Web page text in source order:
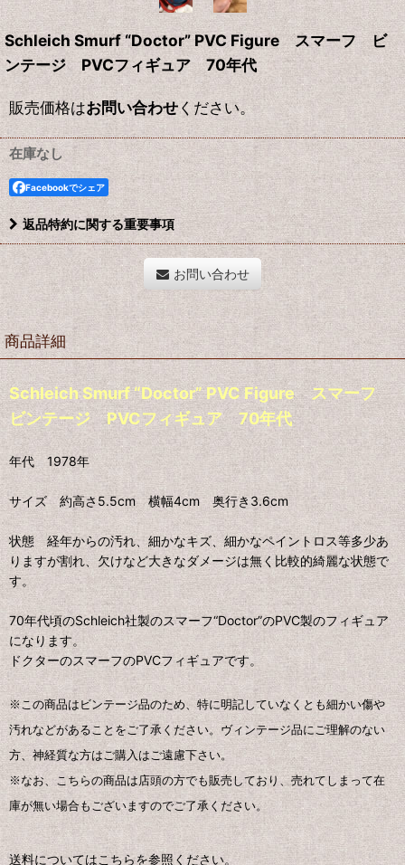
Schleich Smurf “Doctor” PVC Figure スマーフ ビ
ンテージ PVCフィギュア 70年代
販売価格はお問い合わせください。
在庫なし
Facebookでシェア
返品特約に関する重要事項
お問い合わせ
商品詳細
Schleich Smurf “Doctor” PVC Figure スマーフ
ビンテージ PVCフィギュア 70年代
年代 1978年
サイズ 約高さ5.5cm 横幅4cm 奥行き3.6cm
状態 経年からの汚れ、細かなキズ、細かなペイントロス等多少あ
りますが割れ、欠けなど大きなダメージは無く比較的綺麗な状態で
す。
70年代頃のSchleich社製のスマーフ“Doctor”のPVC製のフィギュア
になります。
ドクターのスマーフのPVCフィギュアです。
※この商品はビンテージ品のため、特に明記していなくとも細かい傷や
汚れなどがあることをご了承ください。ヴィンテージ品にご理解のない
方、神経質な方はご購入はご遠慮下さい。
※なお、こちらの商品は店頭の方でも販売しており、売れてしまって在
庫が無い場合もございますのでご了承ください。
送料についてはこちらを参照ください。